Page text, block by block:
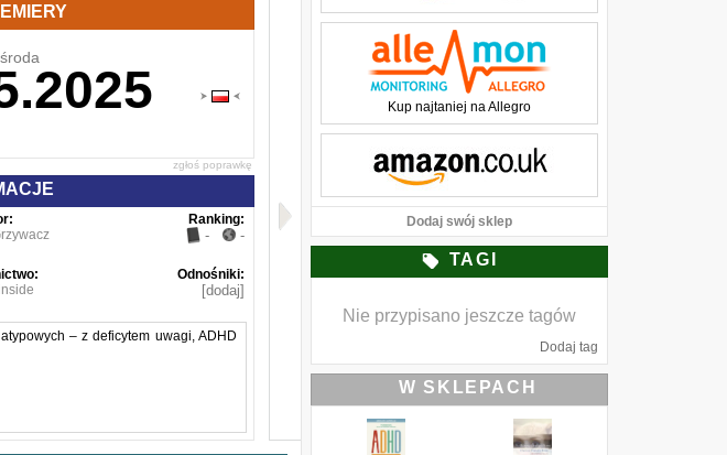
środa
zgłoś poprawkę
Ranking:
- -
Odnośniki:
[dodaj]
– z deficytem uwagi, ADHD
Kup najtaniej na Allegro
Dodaj swój sklep
TAGI
Nie przypisano jeszcze tagów
Dodaj tag
W SKLEPACH